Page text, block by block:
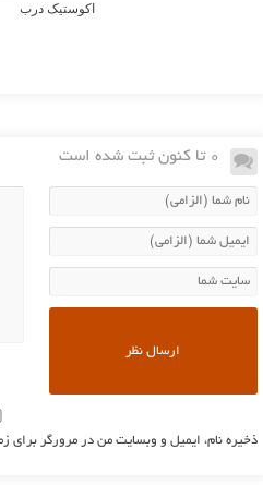
اکوستیک درب
0 تا کنون ثبت شده است
ذخیره نام، ایمیل و وبسایت من در مرورگر برای